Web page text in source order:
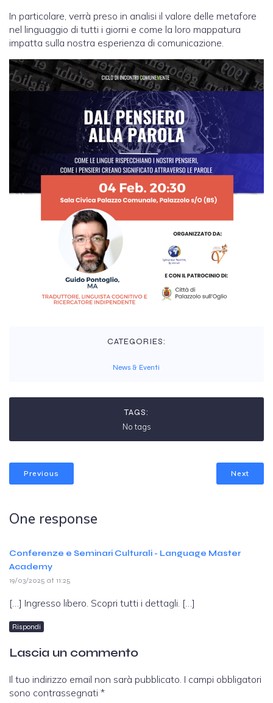
In particolare, verrà preso in analisi il valore delle metafore
nel linguaggio di tutti i giorni e come la loro mappatura
impatta sulla nostra esperienza di comunicazione.
CATEGORIES:
News & Eventi
TAGS:
No tags
Previous Next
One response
Conferenze e Seminari Culturali - Language Master
Academy
19/03/2025 at 11:25
[…] Ingresso libero. Scopri tutti i dettagli. […]
Rispondi
Lascia un commento
Il tuo indirizzo email non sarà pubblicato. I campi obbligatori
sono contrassegnati *